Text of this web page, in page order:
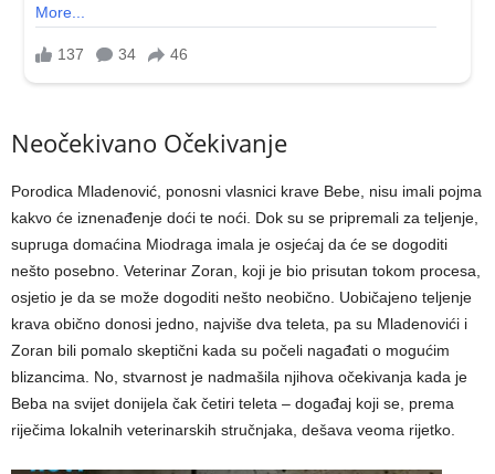
Neočekivano Očekivanje
Porodica Mladenović, ponosni vlasnici krave Bebe, nisu imali pojma
kakvo će iznenađenje doći te noći. Dok su se pripremali za teljenje,
supruga domaćina Miodraga imala je osjećaj da će se dogoditi
nešto posebno. Veterinar Zoran, koji je bio prisutan tokom procesa,
osjetio je da se može dogoditi nešto neobično. Uobičajeno teljenje
krava obično donosi jedno, najviše dva teleta, pa su Mladenovići i
Zoran bili pomalo skeptični kada su počeli nagađati o mogućim
blizancima. No, stvarnost je nadmašila njihova očekivanja kada je
Beba na svijet donijela čak četiri teleta – događaj koji se, prema
riječima lokalnih veterinarskih stručnjaka, dešava veoma rijetko.